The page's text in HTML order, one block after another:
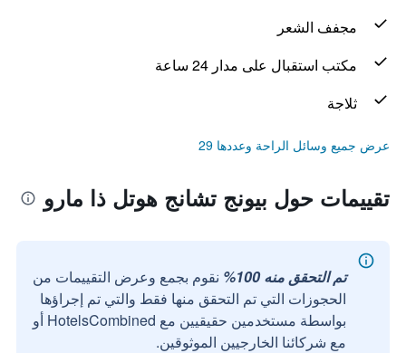
مجفف الشعر
مكتب استقبال على مدار 24 ساعة
ثلاجة
عرض جميع وسائل الراحة وعددها 29
تقييمات حول بيونج تشانج هوتل ذا مارو
تم التحقق منه 100%
نقوم بجمع وعرض التقييمات من
الحجوزات التي تم التحقق منها فقط والتي تم إجراؤها
بواسطة مستخدمين حقيقيين مع HotelsCombined أو
مع شركائنا الخارجيين الموثوقين.